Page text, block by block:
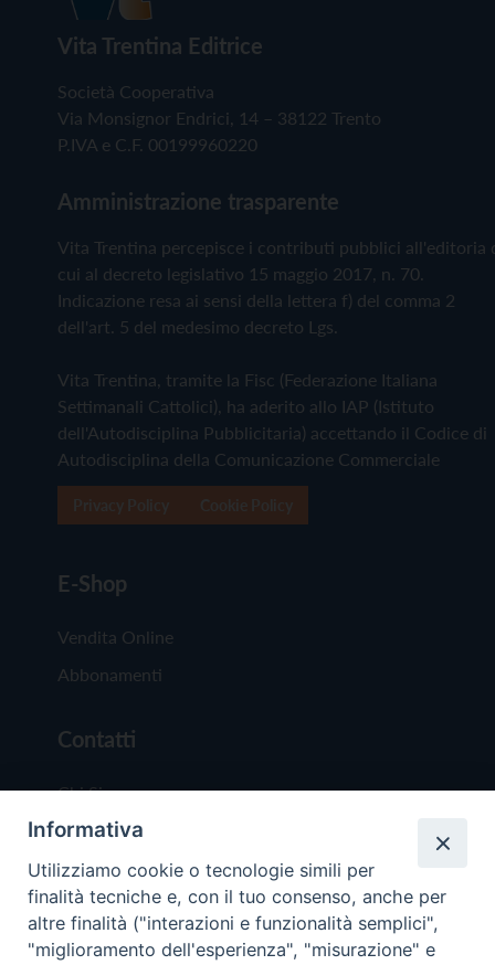
Vita Trentina Editrice
Società Cooperativa
Via Monsignor Endrici, 14 – 38122 Trento
P.IVA e C.F. 00199960220
Amministrazione trasparente
Vita Trentina percepisce i contributi pubblici all'editoria
cui al decreto legislativo 15 maggio 2017, n. 70.
Indicazione resa ai sensi della lettera f) del comma 2
dell'art. 5 del medesimo decreto Lgs.
Vita Trentina, tramite la Fisc (Federazione Italiana
Settimanali Cattolici), ha aderito allo IAP (Istituto
dell'Autodisciplina Pubblicitaria) accettando il Codice di
Autodisciplina della Comunicazione Commerciale
E-Shop
Vendita Online
Abbonamenti
Contatti
Chi Siamo
Redazione
Scrivici
Informativa
Utilizziamo cookie o tecnologie simili per
finalità tecniche e, con il tuo consenso, anche per
altre finalità ("interazioni e funzionalità semplici",
"miglioramento dell'esperienza", "misurazione" e